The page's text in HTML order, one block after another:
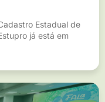
Estadual de
já está em